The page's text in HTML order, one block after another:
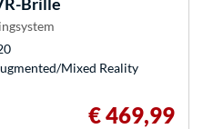
Mixed Reality
€ 469,99